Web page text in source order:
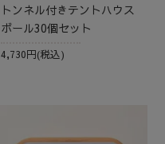
トンネル付きテントハウス
ボール30個セット
4,730円(税込)